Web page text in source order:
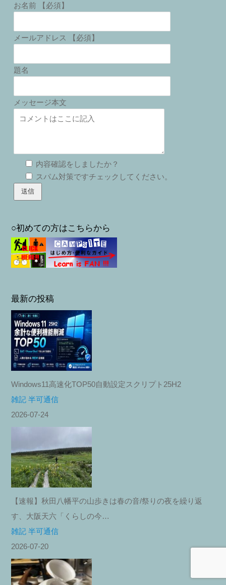
お名前 【必須】
メールアドレス 【必須】
題名
メッセージ本文
内容確認をしましたか？
スパム対策ですチェックしてください。
○初めての方はこちらから
最新の投稿
Windows11高速化TOP50自動設定スクリプト25H2
雑記 半可通信
2026-07-24
【速報】秋田八幡平の山歩きは春の音/祭りの夜を繰り返
す、大阪天六「くらしの今…
雑記 半可通信
2026-07-20